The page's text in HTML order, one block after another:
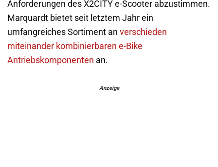
Anforderungen des X2CITY e-Scooter abzustimmen.
Marquardt bietet seit letztem Jahr ein
umfangreiches Sortiment an verschieden
miteinander kombinierbaren e-Bike
Antriebskomponenten an.
Anzeige